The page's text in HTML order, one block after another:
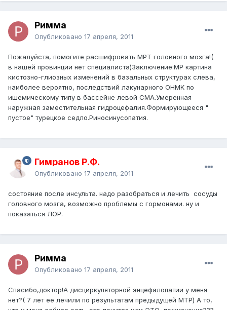
Римма
Опубликовано 17 апреля, 2011
Пожалуйста, помогите расшифровать МРТ головного мозга!(
в нашей провинции нет специалиста)Заключение:МР картина
кистозно-глиозных изменений в базальных структурах слева,
наиболее вероятно, последствий лакунарного ОНМК по
ишемическому типу в бассейне левой СМА.Умеренная
наружная заместительная гидроцефалия.Формирующееся "
пустое" турецкое седло.Риносинусопатия.
Гимранов Р.Ф.
Опубликовано 17 апреля, 2011
состояние после инсульта. надо разобраться и лечить сосуды
головного мозга, возможно проблемы с гормонами. ну и
показаться ЛОР.
Римма
Опубликовано 17 апреля, 2011
Спасибо,доктор!А дисциркуляторной энцефалопатии у меня
нет?( 7 лет ее лечили по результатам предыдущей МТР) А то,